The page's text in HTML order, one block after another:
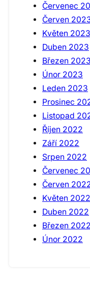
Červenec
Červen
Květen 2023
Duben 2023
Březen 2023
Únor 2023
Leden 2023
Prosinec
Listopad
Říjen 2022
Září 2022
Srpen 2022
Červenec
Červen
Květen 2022
Duben 2022
Březen 2022
Únor 2022